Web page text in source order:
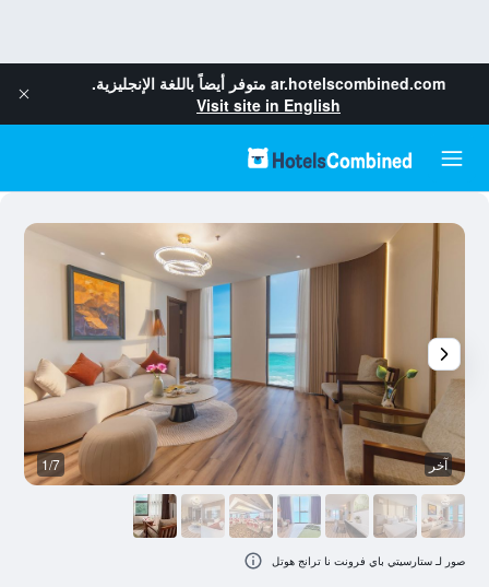
ar.hotelscombined.com متوفر أيضاً باللغة الإنجليزية.
Visit site in English
آخر 1/7
صور لـ ستارسيتي باي فرونت نا ترانج هوتل